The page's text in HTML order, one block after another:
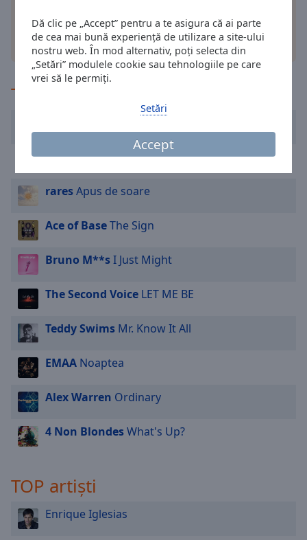
Dă clic pe „Accept” pentru a te asigura că ai parte
de cea mai bună experiență de utilizare a site-ului
nostru web. În mod alternativ, poți selecta din
„Setări” modulele cookie sau tehnologiile pe care
vrei să le permiți.
Accept
Setări
window.
alte optiuni
TOP la radio
Dr. AlbanIt's My Life
raresApus de soare
Ace of BaseThe Sign
Bruno M**sI Just Might
The Second Voice LET ME BE
Teddy Swims Mr. Know It All
EMAA Noaptea
Alex Warren Ordinary
4 Non BlondesWhat's Up?
TOP artiști
Enrique Iglesias